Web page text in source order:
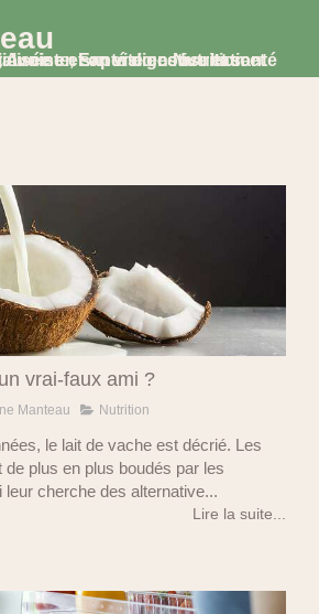
spécialisée en santé digestive et santé féminine à Saumur, Avoine et en visio consultation
vrai-faux ami ?
Manteau Nutrition
le lait de vache est décrié. Les
de plus en plus boudés par les
cherche des alternative...
Lire la suite...